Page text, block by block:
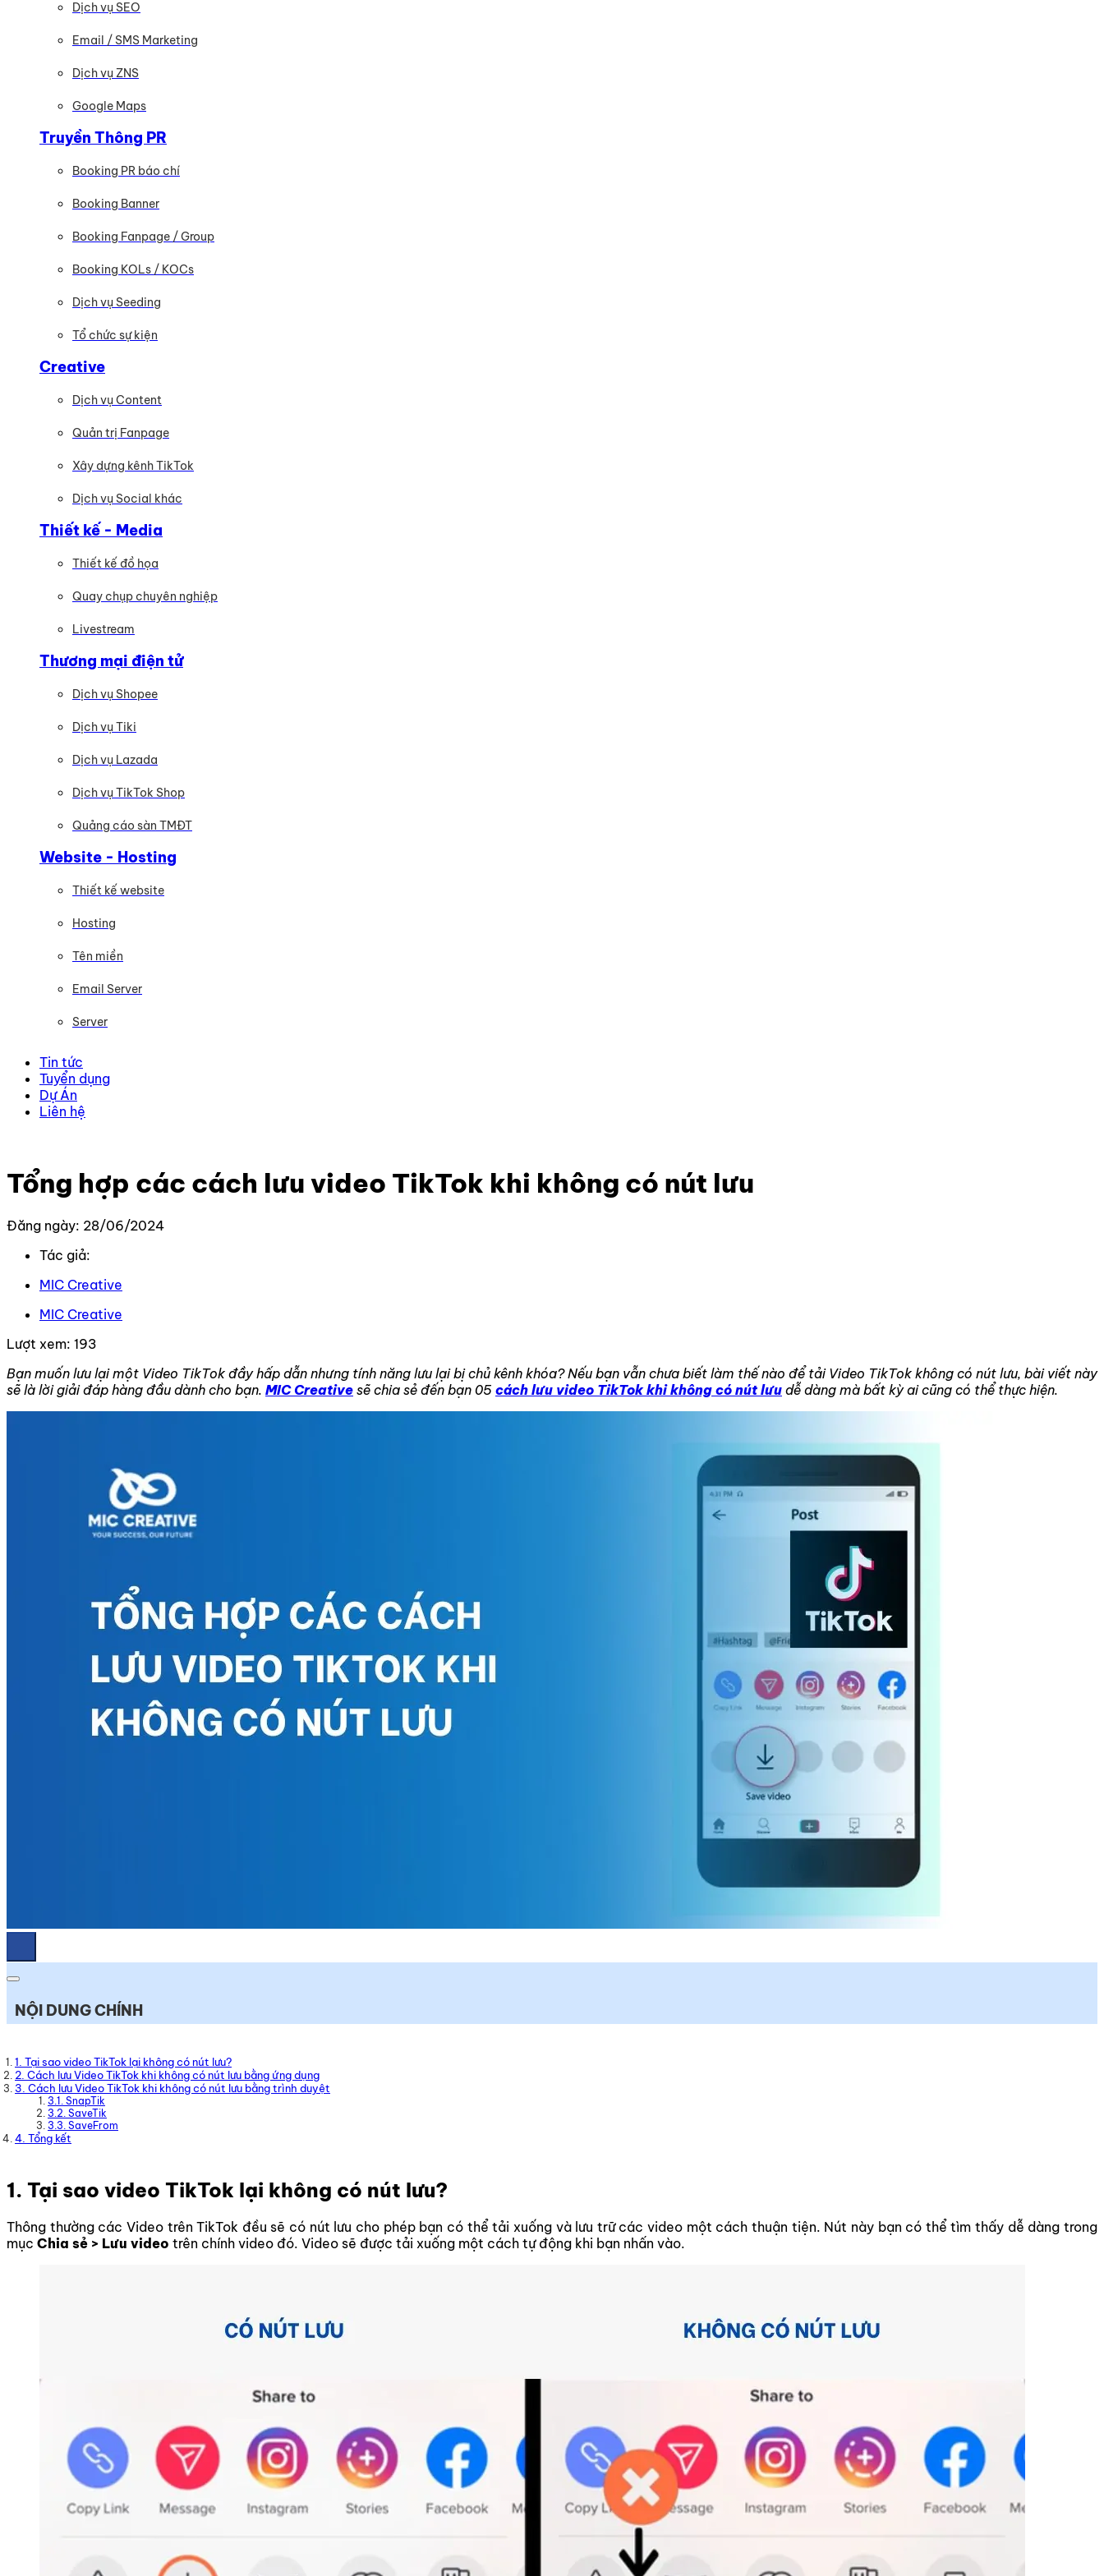
Dịch vụ SEO
Email / SMS Marketing
Dịch vụ ZNS
Google Maps
Truyền Thông PR
Booking PR báo chí
Booking Banner
Booking Fanpage / Group
Booking KOLs / KOCs
Dịch vụ Seeding
Tổ chức sự kiện
Creative
Dịch vụ Content
Quản trị Fanpage
Xây dựng kênh TikTok
Dịch vụ Social khác
Thiết kế - Media
Thiết kế đồ họa
Quay chụp chuyên nghiệp
Livestream
Thương mại điện tử
Dịch vụ Shopee
Dịch vụ Tiki
Dịch vụ Lazada
Dịch vụ TikTok Shop
Quảng cáo sàn TMĐT
Website - Hosting
Thiết kế website
Hosting
Tên miền
Email Server
Server
Tin tức
Tuyển dụng
Dự Án
Liên hệ
Tổng hợp các cách lưu video TikTok khi không có nút lưu
Đăng ngày: 28/06/2024
Tác giả:
MIC Creative
MIC Creative
Lượt xem: 193
Bạn muốn lưu lại một Video TikTok đầy hấp dẫn nhưng tính năng lưu lại bị chủ kênh khóa? Nếu bạn vẫn chưa biết làm thế nào để tải Video TikTok không có nút lưu, bài viết này
sẽ là lời giải đáp hàng đầu dành cho bạn. MIC Creative sẽ chia sẻ đến bạn 05 cách lưu video TikTok khi không có nút lưu dễ dàng mà bất kỳ ai cũng có thể thực hiện.
NỘI DUNG CHÍNH
1. Tại sao video TikTok lại không có nút lưu?
2. Cách lưu Video TikTok khi không có nút lưu bằng ứng dụng
3. Cách lưu Video TikTok khi không có nút lưu bằng trình duyệt
3.1. SnapTik
3.2. SaveTik
3.3. SaveFrom
4. Tổng kết
1. Tại sao video TikTok lại không có nút lưu?
Thông thường các Video trên TikTok đều sẽ có nút lưu cho phép bạn có thể tải xuống và lưu trữ các video một cách thuận tiện. Nút này bạn có thể tìm thấy dễ dàng trong
mục Chia sẻ > Lưu video trên chính video đó. Video sẽ được tải xuống một cách tự động khi bạn nhấn vào.